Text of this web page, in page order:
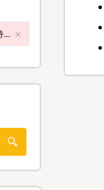
オリジナル特典付き